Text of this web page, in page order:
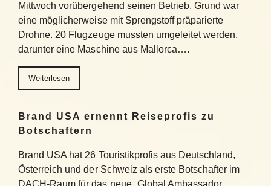
Mittwoch vorübergehend seinen Betrieb. Grund war
eine möglicherweise mit Sprengstoff präparierte
Drohne. 20 Flugzeuge mussten umgeleitet werden,
darunter eine Maschine aus Mallorca….
Weiterlesen
Brand USA ernennt Reiseprofis zu
Botschaftern
Brand USA hat 26 Touristikprofis aus Deutschland,
Österreich und der Schweiz als erste Botschafter im
DACH-Raum für das neue „Global Ambassador